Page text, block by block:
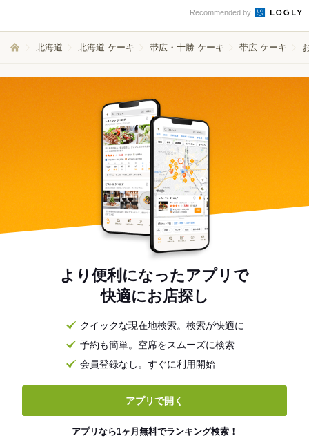
Recommended by
北海道 北海道 ケーキ 帯広・十勝 ケーキ 帯広 ケーキ
より便利になったアプリで
快適にお店探し
クイックな現在地検索。検索が快適に
予約も簡単。空席をスムーズに検索
会員登録なし。すぐに利用開始
アプリで開く
アプリなら1ヶ月無料でランキング検索！